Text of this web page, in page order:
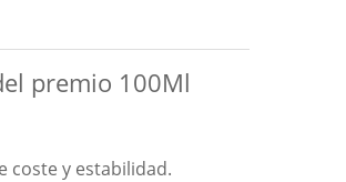
premio 100Ml
coste y estabilidad.